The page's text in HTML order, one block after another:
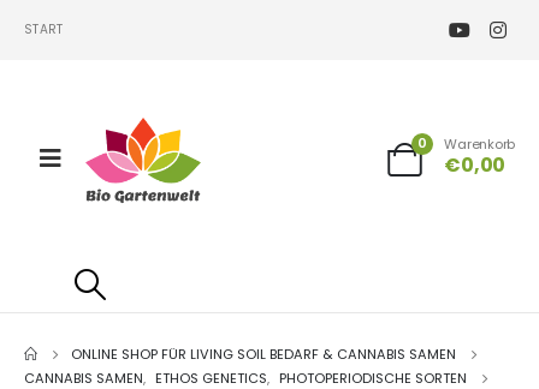
START
0 Warenkorb
€0,00
ONLINE SHOP FÜR LIVING SOIL BEDARF & CANNABIS SAMEN
CANNABIS SAMEN, ETHOS GENETICS, PHOTOPERIODISCHE SORTEN